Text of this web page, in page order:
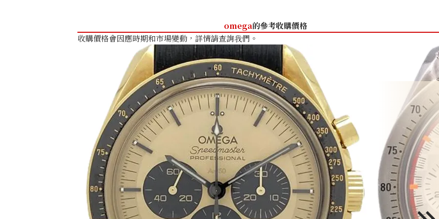
omega的參考收購價格
收購價格會因應時期和市場變動，詳情請查詢我們。